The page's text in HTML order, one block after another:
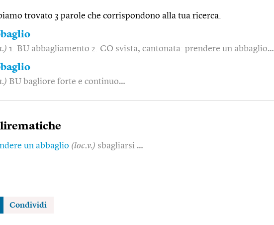
trovato 3 parole che corrispondono alla tua ricerca.
1. BU abbagliamento 2. CO svista, cantonata: prendere un abbaglio…
BU bagliore forte e continuo…
un abbaglio (loc.v.) sbagliarsi …
Condividi